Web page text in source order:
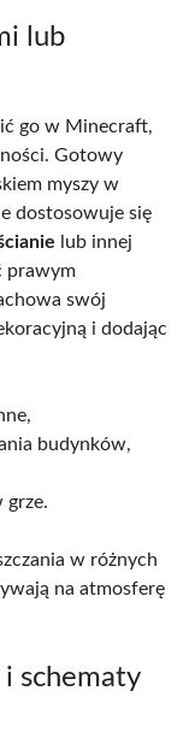
lub
go w Minecraft,
Gotowy
myszy w
dostosowuje się
lub innej
prawym
swój
i dodając
budynków,
grze.
w różnych
na atmosferę
schematy